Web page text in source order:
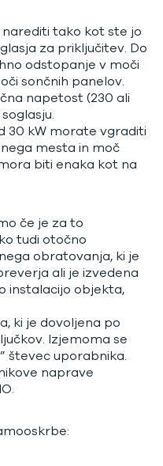
tako kot ste jo
za priključitev. Do
odstopanje v moči
sončnih panelov.
napetost (230 ali
30 kW morate vgraditi
mesta in moč
biti enaka kot na
če je za to
tudi otočno
obratovanja, ki je
ali je izvedena
instalacijo objekta,
ki je dovoljena po
Izjemoma se
števec uporabnika.
naprave